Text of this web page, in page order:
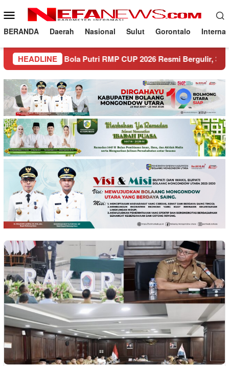
ke
konten
Menu
Mobile
BERANDA Daerah Nasional Sulut Gorontalo
HEADLINE
Sepak Bola Putri RMP CUP 2026 Resmi Bergulir, 30 Tim Siap